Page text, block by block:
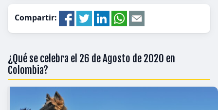
Compartir:
¿Qué se celebra el 26 de Agosto de 2020 en
Colombia?